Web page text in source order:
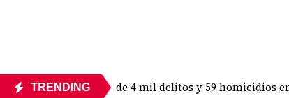
TRENDING
Revelan más de 4 mil delitos y 59 homicidios en lo